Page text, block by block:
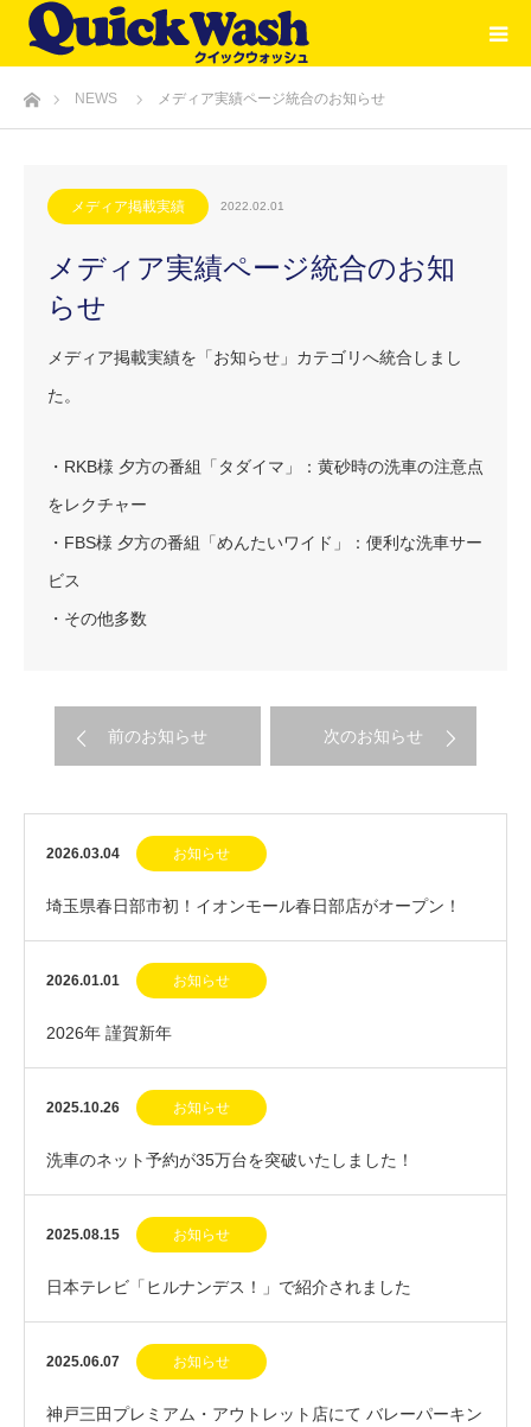
ホームNEWS メディア実績ページ統合のお知らせ
メディア掲載実績 2022.02.01
メディア実績ページ統合のお知
らせ
メディア掲載実績を「お知らせ」カテゴリへ統合しまし
た。
・RKB様 夕方の番組「タダイマ」：黄砂時の洗車の注意点
をレクチャー
・FBS様 夕方の番組「めんたいワイド」：便利な洗車サー
ビス
・その他多数
前のお知らせ 次のお知らせ
2026.03.04 お知らせ
埼玉県春日部市初！イオンモール春日部店がオープン！
2026.01.01 お知らせ
2026年 謹賀新年
2025.10.26 お知らせ
洗車のネット予約が35万台を突破いたしました！
2025.08.15 お知らせ
日本テレビ「ヒルナンデス！」で紹介されました
2025.06.07 お知らせ
神戸三田プレミアム・アウトレット店にて バレーパーキン